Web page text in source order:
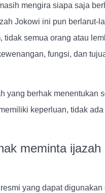
mengira siapa saja
Jokowi ini pun berlarut-
tidak semua orang atau
fungsi, dan
yang berhak menentukan
keperluan, tidak
meminta ijazah
yang dapat